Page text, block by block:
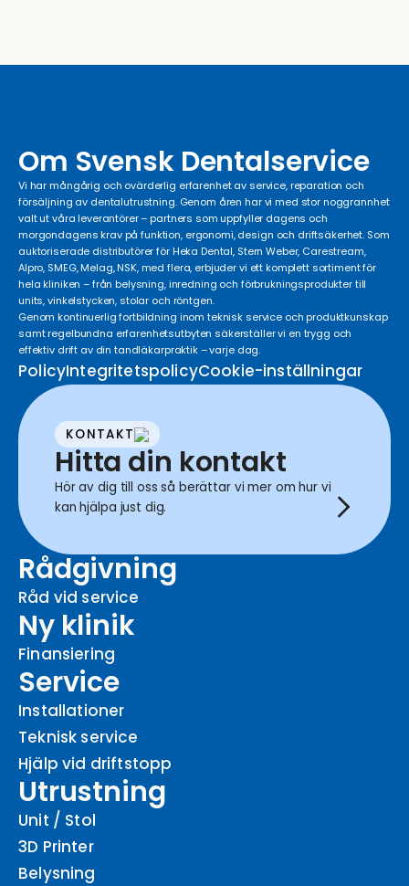
Om Svensk Dentalservice
Vi har mångårig och ovärderlig erfarenhet av service, reparation och
försäljning av dentalutrustning. Genom åren har vi med stor noggrannhet
valt ut våra leverantörer – partners som uppfyller dagens och
morgondagens krav på funktion, ergonomi, design och driftsäkerhet. Som
auktoriserade distributörer för Heka Dental, Stern Weber, Carestream,
Alpro, SMEG, Melag, NSK, med flera, erbjuder vi ett komplett sortiment för
hela kliniken – från belysning, inredning och förbrukningsprodukter till
units, vinkelstycken, stolar och röntgen.
Genom kontinuerlig fortbildning inom teknisk service och produktkunskap
samt regelbundna erfarenhetsutbyten säkerställer vi en trygg och
effektiv drift av din tandläkarpraktik – varje dag.
PolicyIntegritetspolicyCookie-inställningar
KONTAKT
Hitta din kontakt
Hör av dig till oss så berättar vi mer om hur vi
kan hjälpa just dig.
Rådgivning
Råd vid service
Ny klinik
Finansiering
Service
Installationer
Teknisk service
Hjälp vid driftstopp
Utrustning
Unit / Stol
3D Printer
Belysning